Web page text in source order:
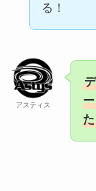
る！
アスティス